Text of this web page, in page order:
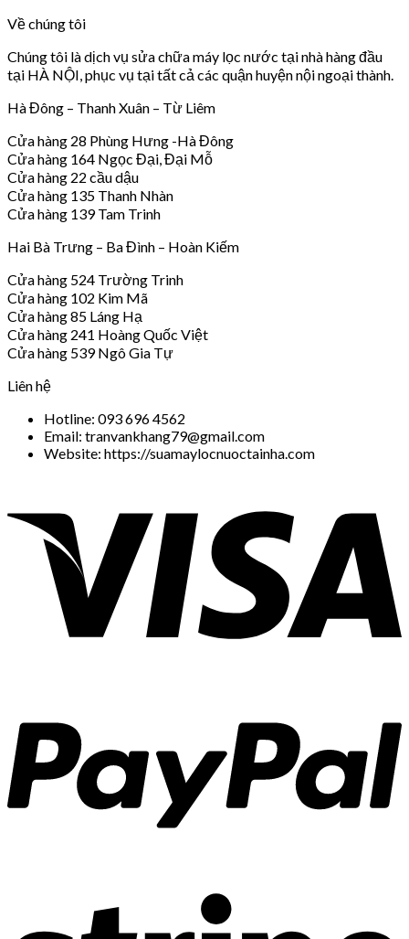
Về chúng tôi
Chúng tôi là dịch vụ sửa chữa máy lọc nước tại nhà hàng đầu
tại HÀ NỘI, phục vụ tại tất cả các quận huyện nội ngoại thành.
Hà Đông – Thanh Xuân – Từ Liêm
Cửa hàng 28 Phùng Hưng -Hà Đông
Cửa hàng 164 Ngọc Đại, Đại Mỗ
Cửa hàng 22 cầu dậu
Cửa hàng 135 Thanh Nhàn
Cửa hàng 139 Tam Trinh
Hai Bà Trưng – Ba Đình – Hoàn Kiếm
Cửa hàng 524 Trường Trinh
Cửa hàng 102 Kim Mã
Cửa hàng 85 Láng Hạ
Cửa hàng 241 Hoàng Quốc Việt
Cửa hàng 539 Ngô Gia Tự
Liên hệ
Hotline: 093 696 4562
Email: tranvankhang79@gmail.com
Website: https://suamaylocnuoctainha.com